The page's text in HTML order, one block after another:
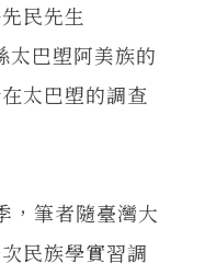
民先生
太巴塱阿美族的
太巴塱的調查
筆者隨臺灣大
民族學實習調